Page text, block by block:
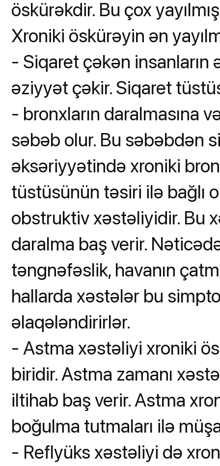
öskürəkdir. Bu çox
Xroniki öskürəyin ən
- Siqaret çəkən
əziyyət çəkir. Siqaret
- bronxların daralmasına
səbəb olur. Bu səbəbdən
əksəriyyətində xroniki
tüstüsünün təsiri ilə bağlı
obstruktiv xəstəliyidir. Bu
daralma baş verir.
təngnəfəslik, havanın
hallarda xəstələr bu
əlaqələndirirlər.
- Astma xəstəliyi xroniki
biridir. Astma zamanı
iltihab baş verir. Astma
boğulma tutmaları ilə
- Reflyüks xəstəliyi də